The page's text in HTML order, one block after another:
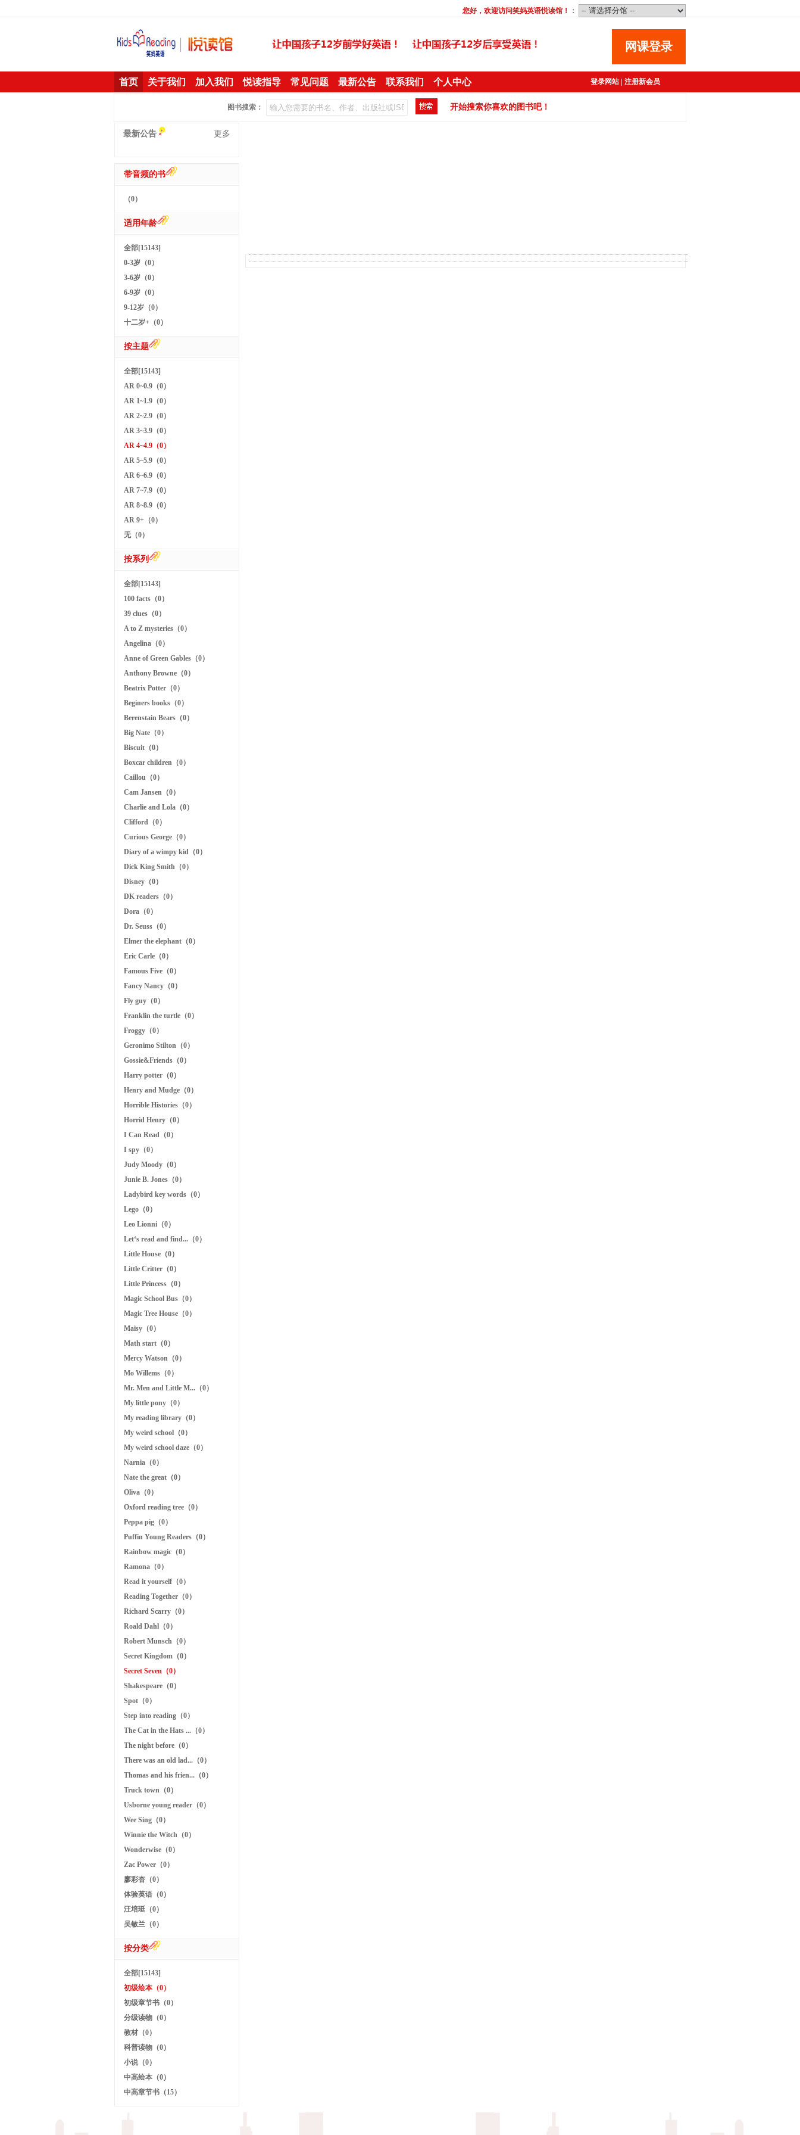
您好，欢迎访问笑妈英语悦读馆 ！ ：
网课登录
首页 关于我们 加入我们 悦读指导 常见问题 最新公告 联系我们 个人中心 登录网站| 注册新会员
图书搜索： 开始搜索你喜欢的图书吧！
最新公告 更多
带音频的书
（0）
适用年龄
全部[15143]
0-3岁（0）
3-6岁（0）
6-9岁（0）
9-12岁（0）
十二岁+（0）
按主题
全部[15143]
AR 0~0.9（0）
AR 1~1.9（0）
AR 2~2.9（0）
AR 3~3.9（0）
AR 4~4.9（0）
AR 5~5.9（0）
AR 6~6.9（0）
AR 7~7.9（0）
AR 8~8.9（0）
AR 9+（0）
无（0）
按系列
全部[15143]
100 facts（0）
39 clues（0）
A to Z mysteries（0）
Angelina（0）
Anne of Green Gables（0）
Anthony Browne（0）
Beatrix Potter（0）
Beginers books（0）
Berenstain Bears（0）
Big Nate（0）
Biscuit（0）
Boxcar children（0）
Caillou（0）
Cam Jansen（0）
Charlie and Lola（0）
Clifford（0）
Curious George（0）
Diary of a wimpy kid（0）
Dick King Smith（0）
Disney（0）
DK readers（0）
Dora（0）
Dr. Seuss（0）
Elmer the elephant（0）
Eric Carle（0）
Famous Five（0）
Fancy Nancy（0）
Fly guy（0）
Franklin the turtle（0）
Froggy（0）
Geronimo Stilton（0）
Gossie&Friends（0）
Harry potter（0）
Henry and Mudge（0）
Horrible Histories（0）
Horrid Henry（0）
I Can Read（0）
I spy（0）
Judy Moody（0）
Junie B. Jones（0）
Ladybird key words（0）
Lego（0）
Leo Lionni（0）
Let‘s read and find...（0）
Little House（0）
Little Critter（0）
Little Princess（0）
Magic School Bus（0）
Magic Tree House（0）
Maisy（0）
Math start（0）
Mercy Watson（0）
Mo Willems（0）
Mr. Men and Little M...（0）
My little pony（0）
My reading library（0）
My weird school（0）
My weird school daze（0）
Narnia（0）
Nate the great（0）
Oliva（0）
Oxford reading tree（0）
Peppa pig（0）
Puffin Young Readers（0）
Rainbow magic（0）
Ramona（0）
Read it yourself（0）
Reading Together（0）
Richard Scarry（0）
Roald Dahl（0）
Robert Munsch（0）
Secret Kingdom（0）
Secret Seven（0）
Shakespeare（0）
Spot（0）
Step into reading（0）
The Cat in the Hats ...（0）
The night before（0）
There was an old lad...（0）
Thomas and his frien...（0）
Truck town（0）
Usborne young reader（0）
Wee Sing（0）
Winnie the Witch（0）
Wonderwise（0）
Zac Power（0）
廖彩杏（0）
体验英语（0）
汪培珽（0）
吴敏兰（0）
按分类
全部[15143]
初级绘本（0）
初级章节书（0）
分级读物（0）
教材（0）
科普读物（0）
小说（0）
中高绘本（0）
中高章节书（15）